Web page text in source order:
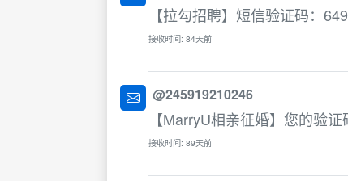
【拉勾招聘】短信验证码：
接收时间: 84天前
@245919210246
【MarryU相亲征婚】您的验
接收时间: 89天前